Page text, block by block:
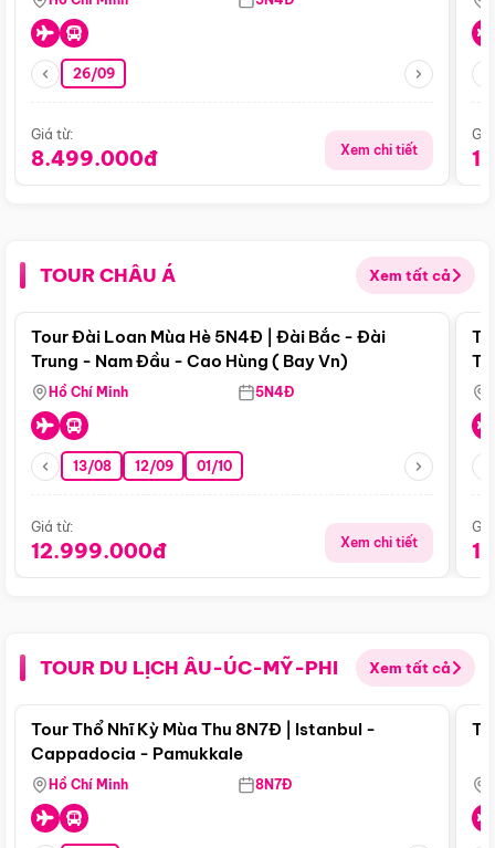
26/09
Giá từ:
8.499.000đ Xem chi tiết
TOUR CHÂU Á Xem tất cả
Điểm nổi bật
Tour Đài Loan Mùa Hè 5N4Đ | Đài Bắc - Đài
Trung - Nam Đầu - Cao Hùng ( Bay Vn)
Hồ Chí Minh 5N4Đ
13/08 12/09 01/10
Giá từ:
12.999.000đ Xem chi tiết
TOUR DU LỊCH ÂU-ÚC-MỸ-PHI Xem tất cả
Điểm nổi bật
Tour Thổ Nhĩ Kỳ Mùa Thu 8N7Đ | Istanbul -
Cappadocia - Pamukkale
Hồ Chí Minh 8N7Đ